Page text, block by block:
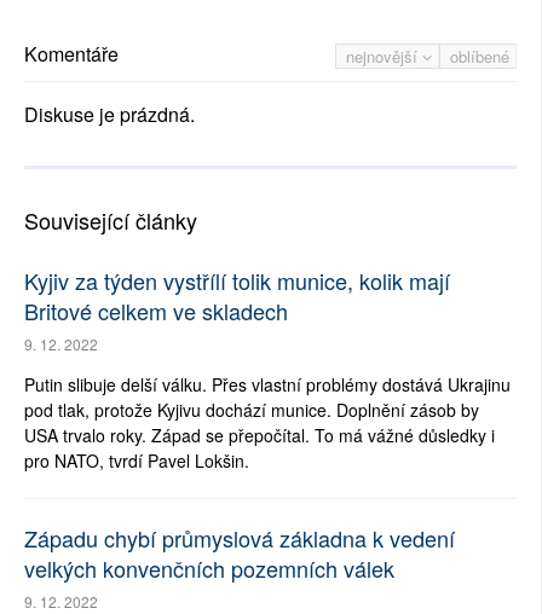
nejnovější oblíbené
Komentáře
Diskuse je prázdná.
Související články
Kyjiv za týden vystřílí tolik munice, kolik mají
Britové celkem ve skladech
9. 12. 2022
Putin slibuje delší válku. Přes vlastní problémy dostává Ukrajinu
pod tlak, protože Kyjivu dochází munice. Doplnění zásob by
USA trvalo roky. Západ se přepočítal. To má vážné důsledky i
pro NATO, tvrdí Pavel Lokšin.
Západu chybí průmyslová základna k vedení
velkých konvenčních pozemních válek
9. 12. 2022